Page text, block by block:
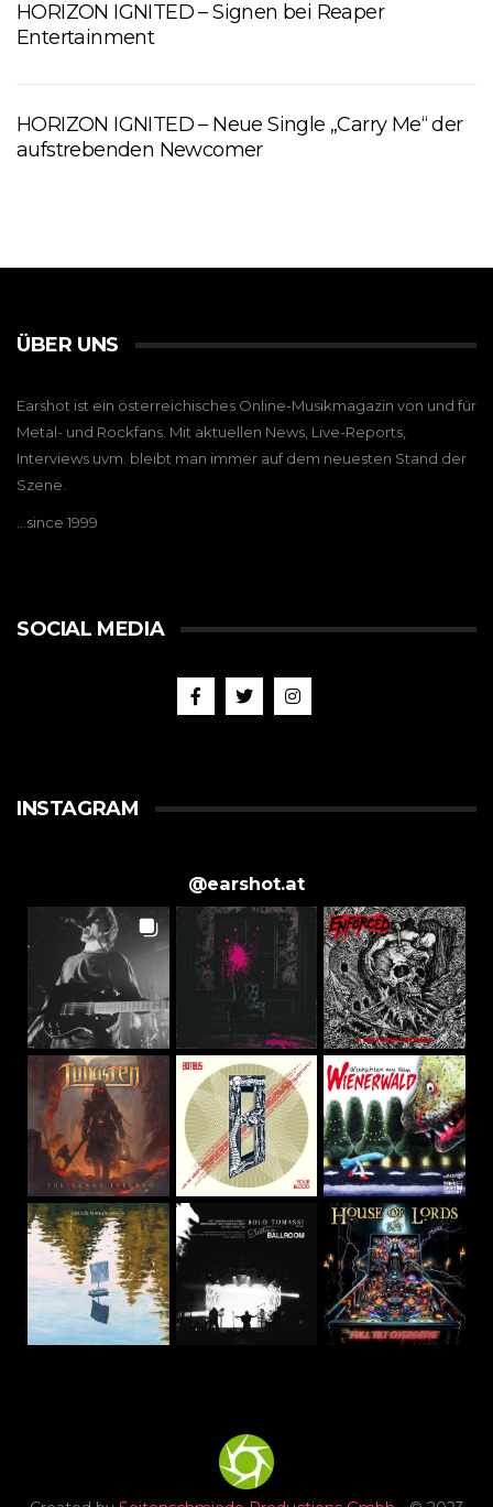
HORIZON IGNITED – Signen bei Reaper
Entertainment
HORIZON IGNITED – Neue Single „Carry Me“ der
aufstrebenden Newcomer
ÜBER UNS
Earshot ist ein österreichisches Online-Musikmagazin von und für
Metal- und Rockfans. Mit aktuellen News, Live-Reports,
Interviews uvm. bleibt man immer auf dem neuesten Stand der
Szene.
…since 1999
SOCIAL MEDIA
INSTAGRAM
@earshot.at